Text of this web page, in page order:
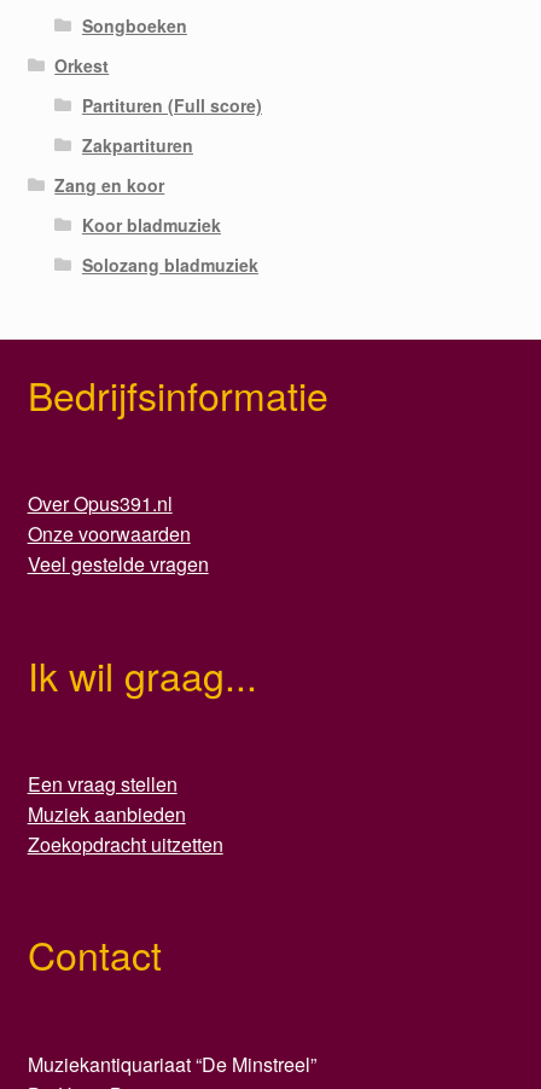
Songboeken
Orkest
Partituren (Full score)
Zakpartituren
Zang en koor
Koor bladmuziek
Solozang bladmuziek
Bedrijfsinformatie
Over Opus391.nl
Onze voorwaarden
Veel gestelde vragen
Ik wil graag...
Een vraag stellen
Muziek aanbieden
Zoekopdracht uitzetten
Contact
Muziekantiquariaat “De Minstreel”